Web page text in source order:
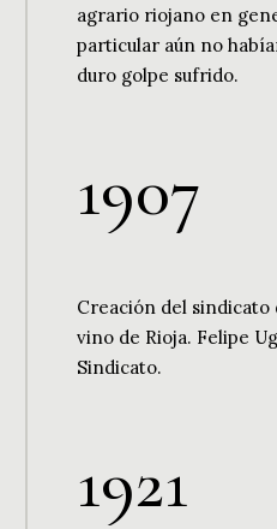
agrario riojano en
particular aún no
duro golpe sufrido.
1907
Creación del sindicato
vino de Rioja. Felipe
Sindicato.
1921